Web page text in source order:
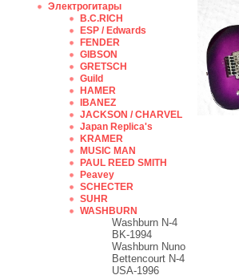
Электрогитары
B.C.RICH
ESP / Edwards
FENDER
GIBSON
GRETSCH
Guild
HAMER
IBANEZ
JACKSON / CHARVEL
Japan Replica's
KRAMER
MUSIC MAN
PAUL REED SMITH
Peavey
SCHECTER
SUHR
WASHBURN
Washburn N-4
BK-1994
Washburn Nuno
Bettencourt N-4
USA-1996